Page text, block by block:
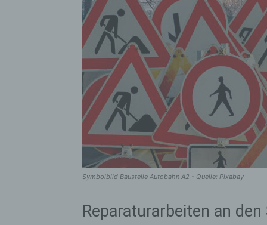
Symbolbild Baustelle Autobahn A2 - Quelle: Pixabay
Reparaturarbeiten an